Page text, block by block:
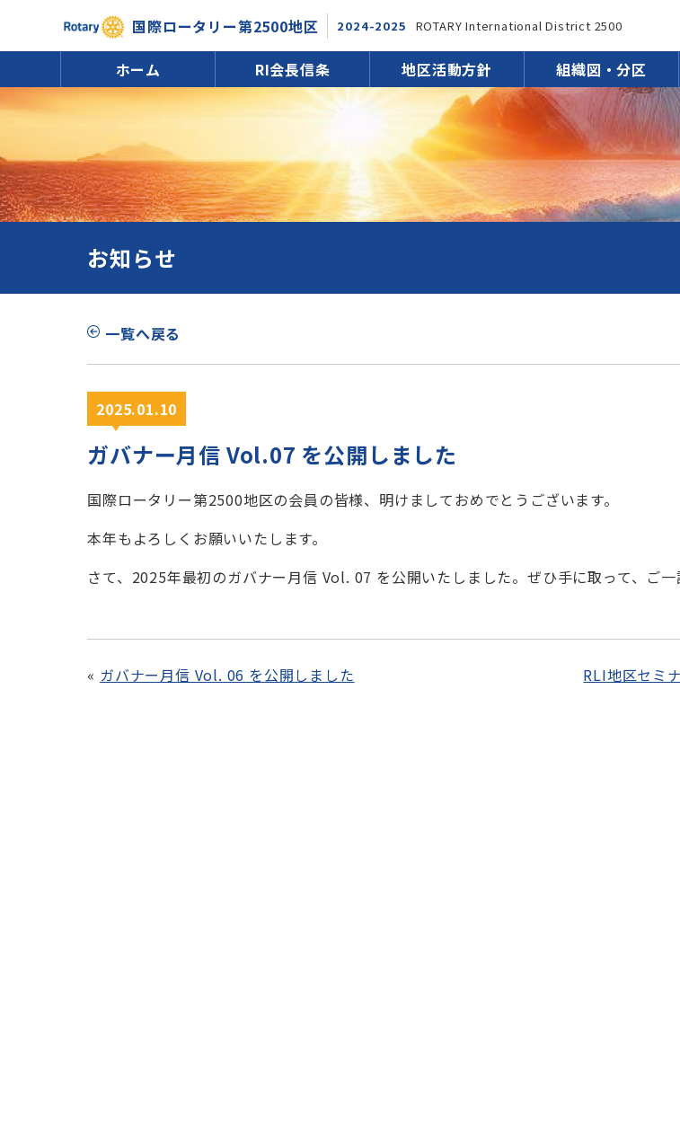
国際ロータリー第2500地区 2024-2025 ROTARY International District 2500
ホーム RI会長信条 地区活動方針 組織図・分区
お知らせ
一覧へ戻る
2025.01.10
ガバナー月信 Vol.07 を公開しました
国際ロータリー第2500地区の会員の皆様、明けましておめでとうございます。
本年もよろしくお願いいたします。
さて、2025年最初のガバナー月信 Vol. 07 を公開いたしました。ぜひ手に取って、ご一
ガバナー月信 Vol. 06 を公開しました RLI地区セミ